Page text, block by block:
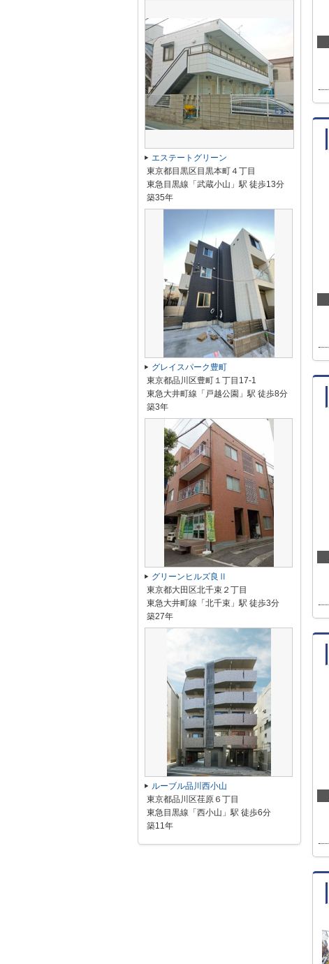
エステートグリーン
東京都目黒区目黒本町４丁目
東急目黒線「武蔵小山」駅 徒歩13分
築35年
グレイスパーク豊町
東京都品川区豊町１丁目17-1
東急大井町線「戸越公園」駅 徒歩8分
築3年
グリーンヒルズ良Ⅱ
東京都大田区北千束２丁目
東急大井町線「北千束」駅 徒歩3分
築27年
ルーブル品川西小山
東京都品川区荏原６丁目
東急目黒線「西小山」駅 徒歩6分
築11年